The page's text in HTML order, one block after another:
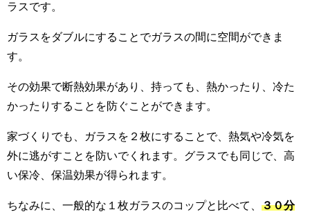
ラスです。
ガラスをダブルにすることでガラスの間に空間ができま
す。
その効果で断熱効果があり、持っても、熱かったり、冷た
かったりすることを防ぐことができます。
家づくりでも、ガラスを２枚にすることで、熱気や冷気を
外に逃がすことを防いでくれます。グラスでも同じで、高
い保冷、保温効果が得られます。
ちなみに、一般的な１枚ガラスのコップと比べて、 ３０分